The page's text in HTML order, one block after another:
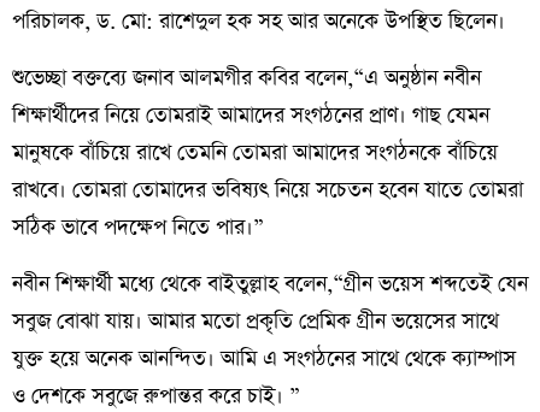
পরিচালক, ড. মো: রাশেদুল হক সহ আর অনেকে উপস্থিত ছিলেন।
শুভেচ্ছা বক্তব্যে জনাব আলমগীর কবির বলেন,“এ অনুষ্ঠান নবীন
শিক্ষার্থীদের নিয়ে তোমরাই আমাদের সংগঠনের প্রাণ। গাছ যেমন
মানুষকে বাঁচিয়ে রাখে তেমনি তোমরা আমাদের সংগঠনকে বাঁচিয়ে
রাখবে। তোমরা তোমাদের ভবিষ্যৎ নিয়ে সচেতন হবেন যাতে তোমরা
সঠিক ভাবে পদক্ষেপ নিতে পার।”
নবীন শিক্ষার্থী মধ্যে থেকে বাইতুল্লাহ বলেন,“গ্রীন ভয়েস শব্দতেই যেন
সবুজ বোঝা যায়। আমার মতো প্রকৃতি প্রেমিক গ্রীন ভয়েসের সাথে
যুক্ত হয়ে অনেক আনন্দিত। আমি এ সংগঠনের সাথে থেকে ক্যাম্পাস
ও দেশকে সবুজে রুপান্তর করে চাই। ”